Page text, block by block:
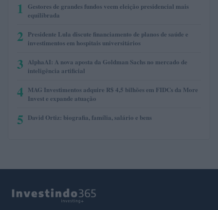
1
Gestores de grandes fundos veem eleição presidencial mais
equilibrada
2 Presidente Lula discute financiamento de planos de saúde e
investimentos em hospitais universitários
3 AlphaAI: A nova aposta da Goldman Sachs no mercado de
inteligência artificial
4 MAG Investimentos adquire R$ 4,5 bilhões em FIDCs da More
Invest e expande atuação
5 David Ortiz: biografia, família, salário e bens